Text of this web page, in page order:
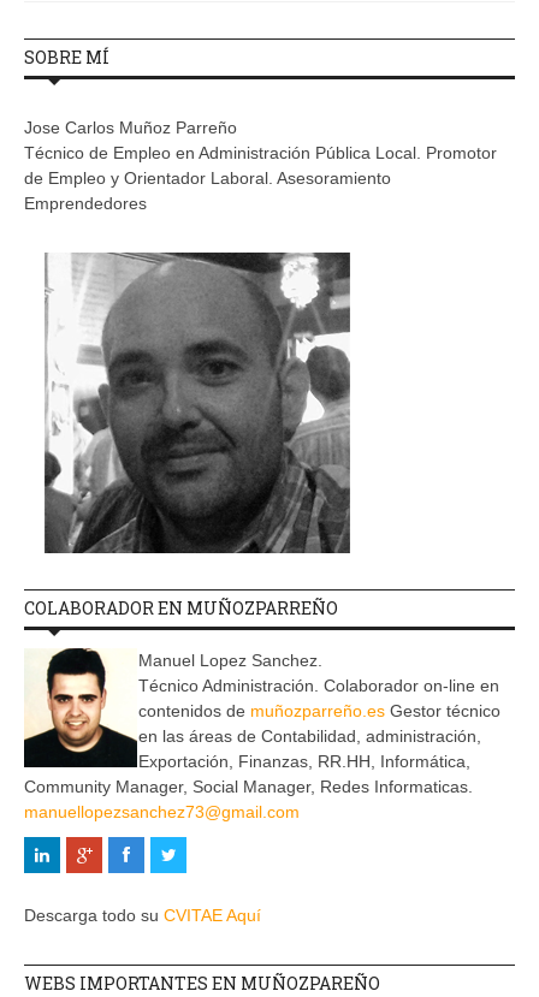
SOBRE MÍ
Jose Carlos Muñoz Parreño
Técnico de Empleo en Administración Pública Local. Promotor
de Empleo y Orientador Laboral. Asesoramiento
Emprendedores
COLABORADOR EN MUÑOZPARREÑO
Manuel Lopez Sanchez.
Técnico Administración. Colaborador on-line en
contenidos de muñozparreño.es Gestor técnico
en las áreas de Contabilidad, administración,
Exportación, Finanzas, RR.HH, Informática,
Community Manager, Social Manager, Redes Informaticas.
manuellopezsanchez73@gmail.com
Descarga todo su CVITAE Aquí
WEBS IMPORTANTES EN MUÑOZPAREÑO